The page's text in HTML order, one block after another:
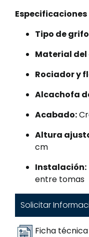
Especificaciones
Tipo de
Material del
Rociador y
Alcachofa
Acabado:
Altura
cm
Instalación:
entre tomas
Solicitar
Ficha técnica